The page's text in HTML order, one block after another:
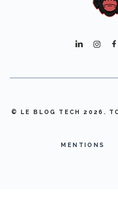
© LE BLOG TECH 2026.
MENTIONS